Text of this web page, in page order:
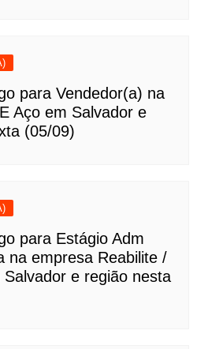
para Vendedor(a) na
Aço em Salvador e
(05/09)
para Estágio Adm
na empresa Reabilite /
Salvador e região nesta